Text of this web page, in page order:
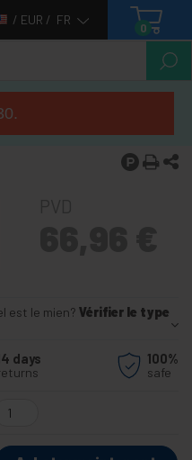
/ EUR / FR
0
est le mien? Vérifier le type
days
100%
safe